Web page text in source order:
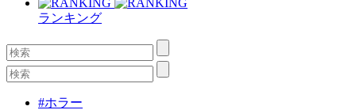
ランキング
#ホラー